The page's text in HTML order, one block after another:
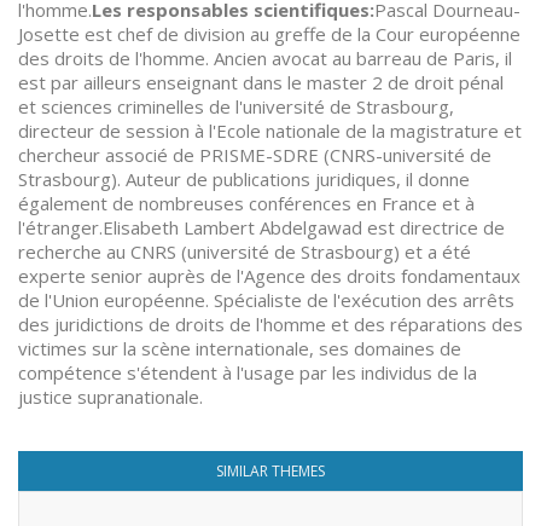
l'homme.Les responsables scientifiques:Pascal Dourneau-
Josette est chef de division au greffe de la Cour européenne
des droits de l'homme. Ancien avocat au barreau de Paris, il
est par ailleurs enseignant dans le master 2 de droit pénal
et sciences criminelles de l'université de Strasbourg,
directeur de session à l'Ecole nationale de la magistrature et
chercheur associé de PRISME-SDRE (CNRS-université de
Strasbourg). Auteur de publications juridiques, il donne
également de nombreuses conférences en France et à
l'étranger.Elisabeth Lambert Abdelgawad est directrice de
recherche au CNRS (université de Strasbourg) et a été
experte senior auprès de l'Agence des droits fondamentaux
de l'Union européenne. Spécialiste de l'exécution des arrêts
des juridictions de droits de l'homme et des réparations des
victimes sur la scène internationale, ses domaines de
compétence s'étendent à l'usage par les individus de la
justice supranationale.
SIMILAR THEMES